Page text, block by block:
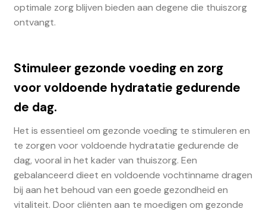
optimale zorg blijven bieden aan degene die thuiszorg
ontvangt.
Stimuleer gezonde voeding en zorg
voor voldoende hydratatie gedurende
de dag.
Het is essentieel om gezonde voeding te stimuleren en
te zorgen voor voldoende hydratatie gedurende de
dag, vooral in het kader van thuiszorg. Een
gebalanceerd dieet en voldoende vochtinname dragen
bij aan het behoud van een goede gezondheid en
vitaliteit. Door cliënten aan te moedigen om gezonde